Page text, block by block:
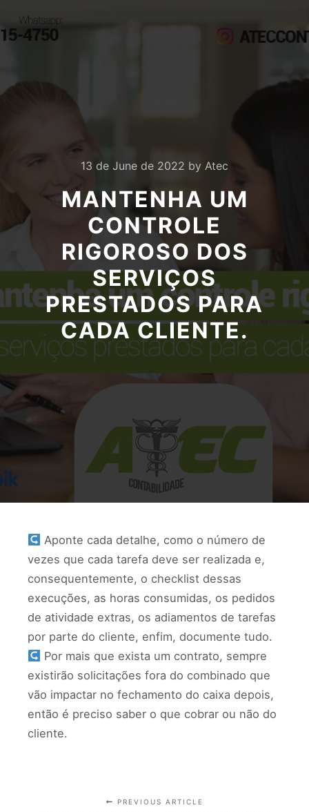
13 de June de 2022 by Atec
MANTENHA UM
CONTROLE
RIGOROSO DOS
SERVIÇOS
PRESTADOS PARA
CADA CLIENTE.
Aponte cada detalhe, como o número de
vezes que cada tarefa deve ser realizada e,
consequentemente, o checklist dessas
execuções, as horas consumidas, os pedidos
de atividade extras, os adiamentos de tarefas
por parte do cliente, enfim, documente tudo.
Por mais que exista um contrato, sempre
existirão solicitações fora do combinado que
vão impactar no fechamento do caixa depois,
então é preciso saber o que cobrar ou não do
cliente.
PREVIOUS ARTICLE